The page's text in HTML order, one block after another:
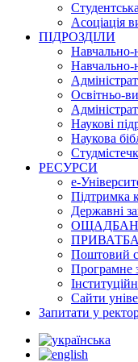
Асоціація
ПІДРОЗДІЛИ
Навчально-
Навчально-
Освітньо-
Наукові
Наукова
РЕСУРСИ
е-
Підтримка
Державні
Поштовий
Програмне
Сайти
Запитати у